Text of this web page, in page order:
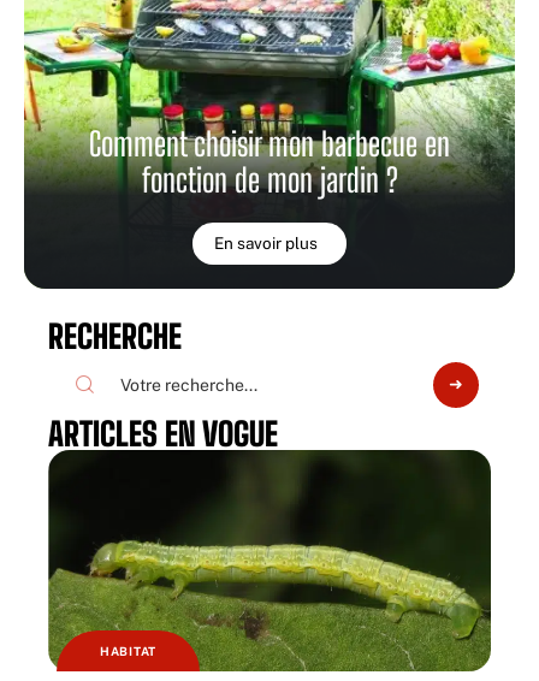
Comment choisir mon barbecue en
fonction de mon jardin ?
En savoir plus
RECHERCHE
ARTICLES EN VOGUE
HABITAT